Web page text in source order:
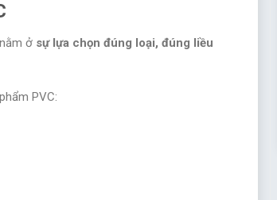
ở sự lựa chọn đúng loại, đúng liều
PVC: